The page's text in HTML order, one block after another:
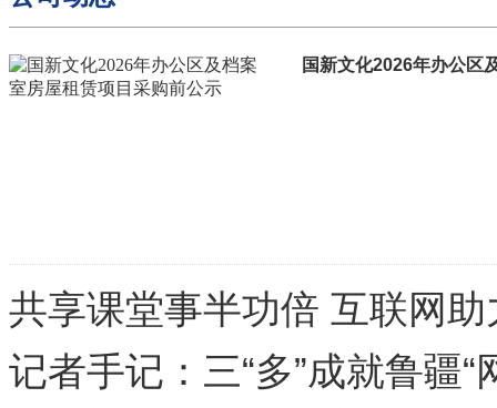
国新文化2026年办公区
共享课堂事半功倍 互联网
记者手记：三“多”成就鲁疆“